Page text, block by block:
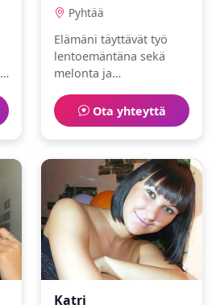
Pyhtää
Elämäni täyttävät työ
lentoemäntäna sekä
melonta ja
romanttinen ja avoin.
Ota yhteyttä
Katri